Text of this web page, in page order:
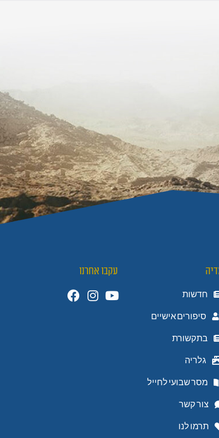
חדשות
סיפורים אישיים
בתקשורת
גלריה
מסר שבועי לחייל
צור קשר
תרמו לנו
עקבו אחרנו